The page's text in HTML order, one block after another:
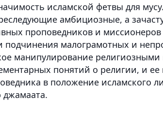
исламской фетвы для
амбициозные, а
проповедников и
подчинения малограмотных и
манипулирование
понятий о религии, и ее
в положение исламского
джамаата.